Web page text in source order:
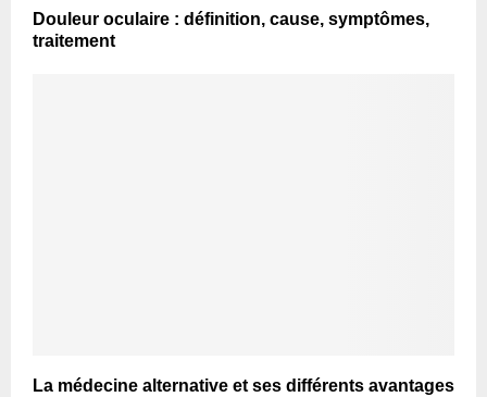
Douleur oculaire : définition, cause, symptômes,
traitement
La médecine alternative et ses différents avantages